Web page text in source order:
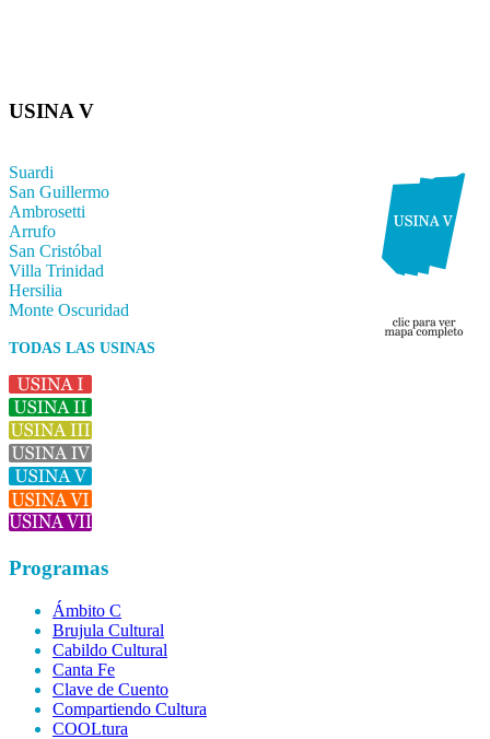
USINA V
Suardi
San Guillermo
Ambrosetti
Arrufo
San Cristóbal
Villa Trinidad
Hersilia
Monte Oscuridad
TODAS LAS USINAS
Programas
Ámbito C
Brujula Cultural
Cabildo Cultural
Canta Fe
Clave de Cuento
Compartiendo Cultura
COOLtura